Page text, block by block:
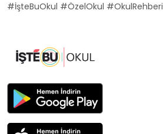
#İşteBuOkul #ÖzelOkul #OkulRehberi